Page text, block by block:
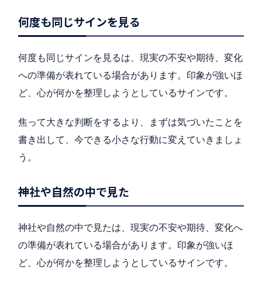
何度も同じサインを見る
何度も同じサインを見るは、現実の不安や期待、変化
への準備が表れている場合があります。印象が強いほ
ど、心が何かを整理しようとしているサインです。
焦って大きな判断をするより、まずは気づいたことを
書き出して、今できる小さな行動に変えていきましょ
う。
神社や自然の中で見た
神社や自然の中で見たは、現実の不安や期待、変化へ
の準備が表れている場合があります。印象が強いほ
ど、心が何かを整理しようとしているサインです。